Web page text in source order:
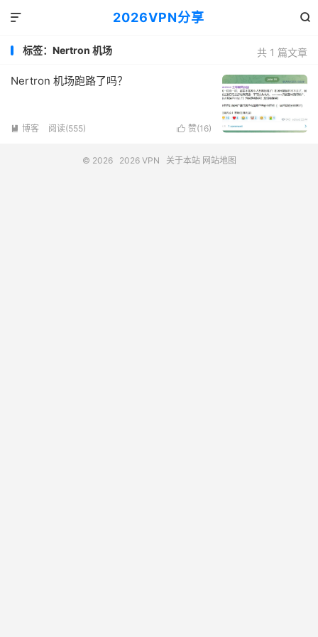
2026VPN分享 

共 1 篇文章
标签：Nertron 机场
Nertron 机场跑路了吗？
 赞(16)
 博客 阅读(555)
© 2026 2026 VPN 关于本站 网站地图